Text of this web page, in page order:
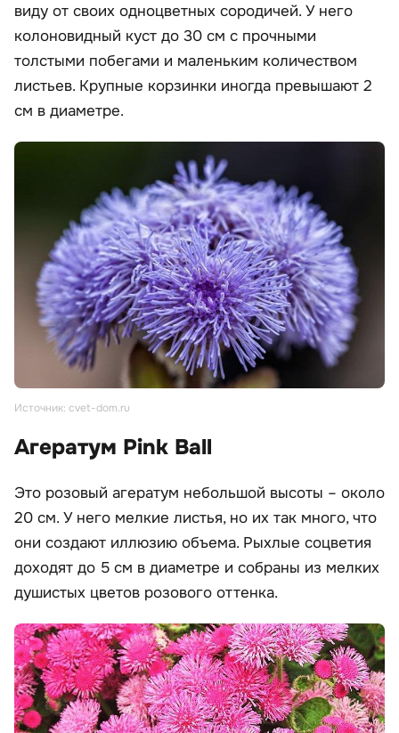
виду от своих одноцветных сородичей. У него
колоновидный куст до 30 см с прочными
толстыми побегами и маленьким количеством
листьев. Крупные корзинки иногда превышают 2
см в диаметре.
Источник: cvet-dom.ru
Агератум Pink Ball
Это розовый агератум небольшой высоты – около
20 см. У него мелкие листья, но их так много, что
они создают иллюзию объема. Рыхлые соцветия
доходят до 5 см в диаметре и собраны из мелких
душистых цветов розового оттенка.